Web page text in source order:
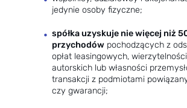
jedynie osoby fizyczne;
spółka uzyskuje nie więcej niż
przychodów pochodzących z
opłat leasingowych,
autorskich lub własności
transakcji z podmiotami
czy gwarancji;